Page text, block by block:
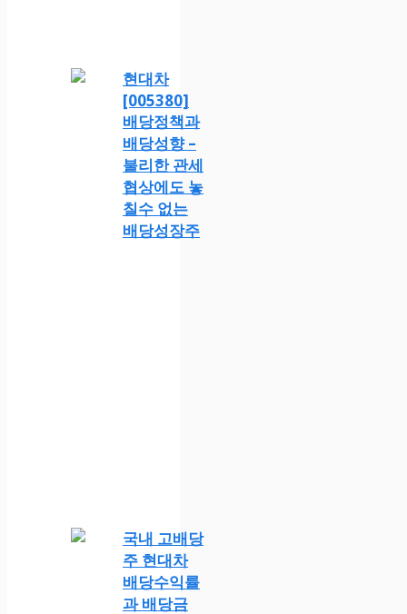
현대차
[005380]
배당정책과
배당성향 –
불리한 관세
협상에도 놓
칠수 없는
배당성장주
국내 고배당
주 현대차
배당수익률
과 배당금